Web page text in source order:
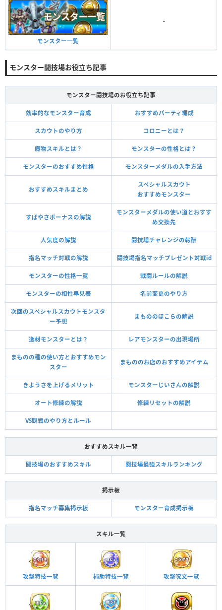
モンスター一覧
-
モンスター闘技場お役立ち記事
モンスター闘技場のお役立ち記事
効率的なモンスター育成 おすすめパーティ編成
スカウトのやり方 コロニーとは？
魔物スキルとは？ モンスターの性格とは？
モンスターのおすすめ性格 モンスターメダルの入手方法
おすすめスキルまとめ
スペシャルスカウト
おすすめモンスター
すばやさボーナスの解説
モンスターメダルの使い道とおすす
め交換先
人気度の解説 闘技場チャレンジの報酬
指名マッチ対戦の解説 闘技場指名マッチプレゼント対戦id
モンスターの性格一覧 戦闘ルールの解説
モンスターの相性早見表 名前変更のやり方
次回のスペシャルスカウトモンスタ
ー予想
まもののほこらの解説
逸材モンスターとは？ レアモンスターの出現場所
まものの種の使い方とおすすめモン
スター
まもののお店のおすすめアイテム
きようさを上げるメリット モンスターじいさんの解説
オート修練の解説 修練リセットの解説
VS観戦のやり方とルール
おすすめスキル一覧
闘技場のおすすめスキル 闘技場最強スキルランキング
掲示板
指名マッチ募集掲示板 モンスター育成掲示板
スキル一覧
攻撃特技一覧 補助特技一覧 攻撃呪文一覧